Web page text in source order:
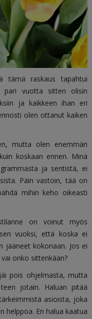
tämä raskaus tapahtui
pari vuotta sitten olisin
ja kaikkeen ihan eri
olen ottanut kaiken
mutta olen enemmän
koskaan ennen. Minä
ja sentistä, ei
Päin vastoin, tää on
mihin keho oikeasti
on voinut myös
vuoksi, että koska ei
jääneet kokonaan. Jos ei
onko sittenkään?
pois ohjelmasta, mutta
jotain. Haluan pitää
asioista, joka
helppoa. En halua kaatua